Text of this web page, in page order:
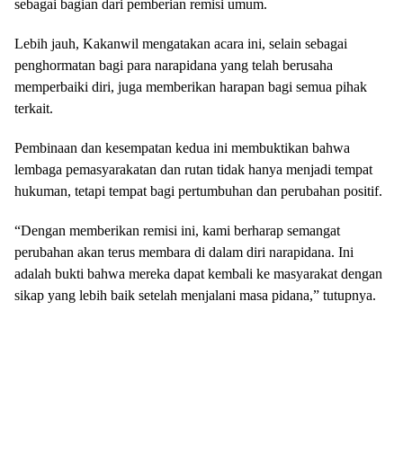
sebagai bagian dari pemberian remisi umum.
Lebih jauh, Kakanwil mengatakan acara ini, selain sebagai
penghormatan bagi para narapidana yang telah berusaha
memperbaiki diri, juga memberikan harapan bagi semua pihak
terkait.
Pembinaan dan kesempatan kedua ini membuktikan bahwa
lembaga pemasyarakatan dan rutan tidak hanya menjadi tempat
hukuman, tetapi tempat bagi pertumbuhan dan perubahan positif.
“Dengan memberikan remisi ini, kami berharap semangat
perubahan akan terus membara di dalam diri narapidana. Ini
adalah bukti bahwa mereka dapat kembali ke masyarakat dengan
sikap yang lebih baik setelah menjalani masa pidana,” tutupnya.